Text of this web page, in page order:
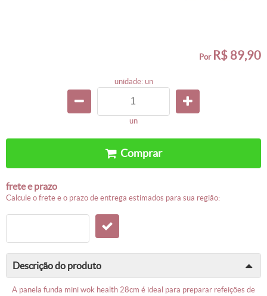
por R$ 89,90
unidade: un
un
comprar
frete e prazo
calcule o frete e o prazo de entrega estimados para sua região:
descrição do produto
a panela funda mini wok health 28cm é ideal para preparar refeições de